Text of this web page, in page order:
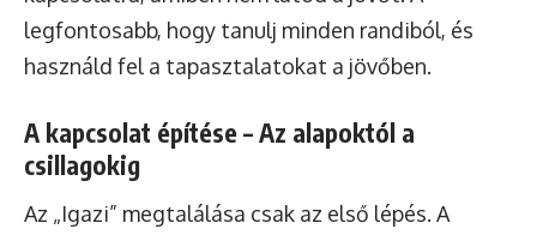
legfontosabb, hogy tanulj minden randiból, és
használd fel a tapasztalatokat a jövőben.
A kapcsolat építése – Az alapoktól a
csillagokig
Az „Igazi” megtalálása csak az első lépés. A